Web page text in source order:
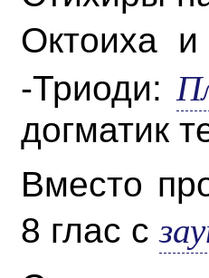
Октоиха
-Триоди:
догматик
Вместо
8 глас с